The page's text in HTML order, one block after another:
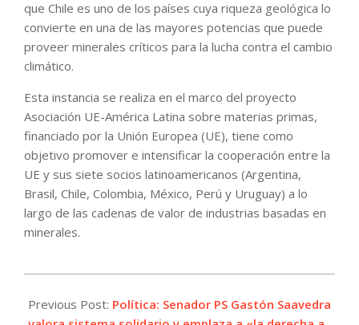
que Chile es uno de los países cuya riqueza geológica lo
convierte en una de las mayores potencias que puede
proveer minerales críticos para la lucha contra el cambio
climático.
Esta instancia se realiza en el marco del proyecto
Asociación UE-América Latina sobre materias primas,
financiado por la Unión Europea (UE), tiene como
objetivo promover e intensificar la cooperación entre la
UE y sus siete socios latinoamericanos (Argentina,
Brasil, Chile, Colombia, México, Perú y Uruguay) a lo
largo de las cadenas de valor de industrias basadas en
minerales.
11-
03
Previous Post: Política: Senador PS Gastón Saavedra